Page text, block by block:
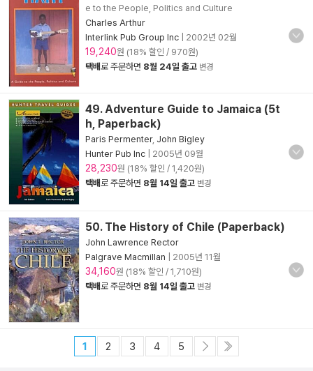
e to the People, Politics and Culture
Charles Arthur
Interlink Pub Group Inc
2002년 02월
19,240원 (18% 할인 / 970원)
택배로 주문하면 8월 24일 출고 변경
49. Adventure Guide to Jamaica (5t
h, Paperback)
Paris Permenter, John Bigley
Hunter Pub Inc
2005년 09월
28,230원 (18% 할인 / 1,420원)
택배로 주문하면 8월 14일 출고 변경
50. The History of Chile (Paperback)
John Lawrence Rector
Palgrave Macmillan
2005년 11월
34,160원 (18% 할인 / 1,710원)
택배로 주문하면 8월 14일 출고 변경
1 2 3 4 5